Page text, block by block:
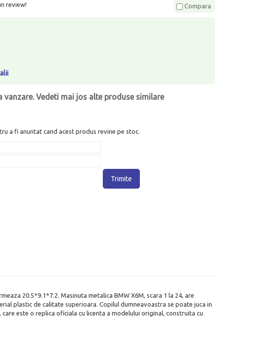
review! Compara
Vedeti mai jos alte produse similare
a fi anuntat cand acest produs revine pe stoc.
Trimite
20.5*9.1*7.2. Masinuta metalica BMW X6M, scara 1 la 24, are
plastic de calitate superioara. Copilul dumneavoastra se poate juca in
este o replica oficiala cu licenta a modelului original, construita cu